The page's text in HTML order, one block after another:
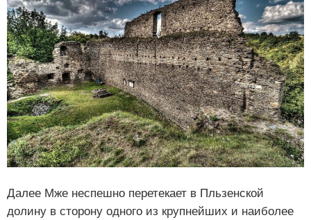
Далее Мже неспешно перетекает в Пльзенской
долину в сторону одного из крупнейших и наиболее